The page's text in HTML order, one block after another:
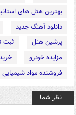
بهترین هتل های
دانلود آهنگ جدید
پرشین هتل
ثبت
مزایده خودرو
فروشنده مواد شیمیایی
نظر شما